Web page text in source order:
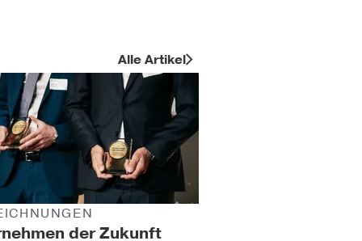
Alle Artikel
der Zukunft